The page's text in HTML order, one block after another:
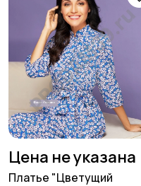
Цена не указана
Платье "Цветущий